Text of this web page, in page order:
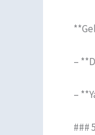
–
–
###